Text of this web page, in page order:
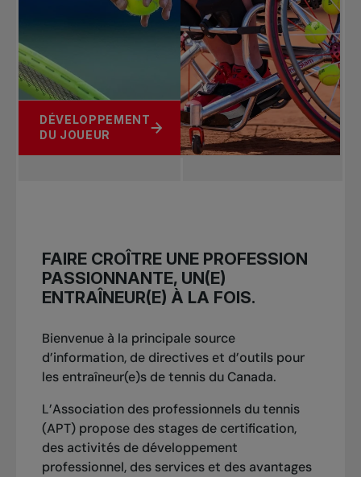
DÉVELOPPEMENT
DU JOUEUR
FAIRE CROÎTRE UNE PROFESSION
PASSIONNANTE, UN(E)
ENTRAÎNEUR(E) À LA FOIS.
Bienvenue à la principale source
d’information, de directives et d’outils pour
les entraîneur(e)s de tennis du Canada.
L’Association des professionnels du tennis
(APT) propose des stages de certification,
des activités de développement
professionnel, des services et des avantages